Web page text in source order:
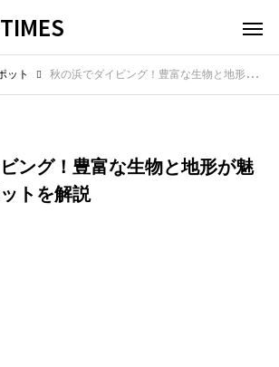
ット 秋の浜でダイビング！豊富な生物と地形が魅力の人気スポットを解説
ング！豊富な生物と地形が魅
トを解説